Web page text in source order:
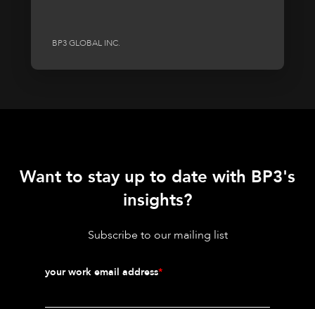
BP3 GLOBAL INC.
Want to stay up to date with BP3's
insights?
Subscribe to our mailing list
your work email address*